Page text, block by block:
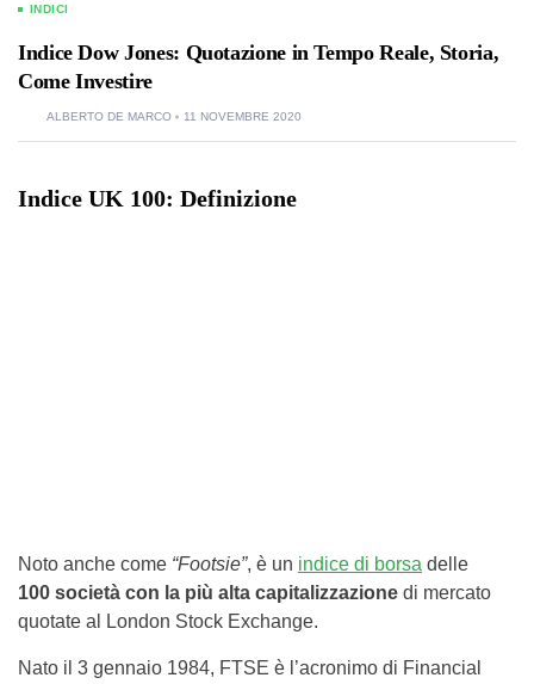
INDICI
Indice Dow Jones: Quotazione in Tempo Reale, Storia,
Come Investire
ALBERTO DE MARCO 11 NOVEMBRE 2020
Indice UK 100: Definizione
Noto anche come “Footsie”, è un indice di borsa delle
100 società con la più alta capitalizzazione di mercato
quotate al London Stock Exchange.
Nato il 3 gennaio 1984, FTSE è l’acronimo di Financial